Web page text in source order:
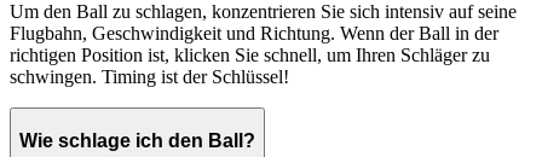
Um den Ball zu schlagen, konzentrieren Sie sich intensiv auf seine
Flugbahn, Geschwindigkeit und Richtung. Wenn der Ball in der
richtigen Position ist, klicken Sie schnell, um Ihren Schläger zu
schwingen. Timing ist der Schlüssel!
Wie schlage ich den Ball?